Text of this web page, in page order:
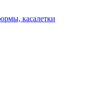
касалетки